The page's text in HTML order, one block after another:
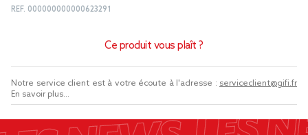
REF. 000000000000623291
Ce produit vous plaît ?
Notre service client est à votre écoute à l'adresse : serviceclient@gifi.fr
En savoir plus...